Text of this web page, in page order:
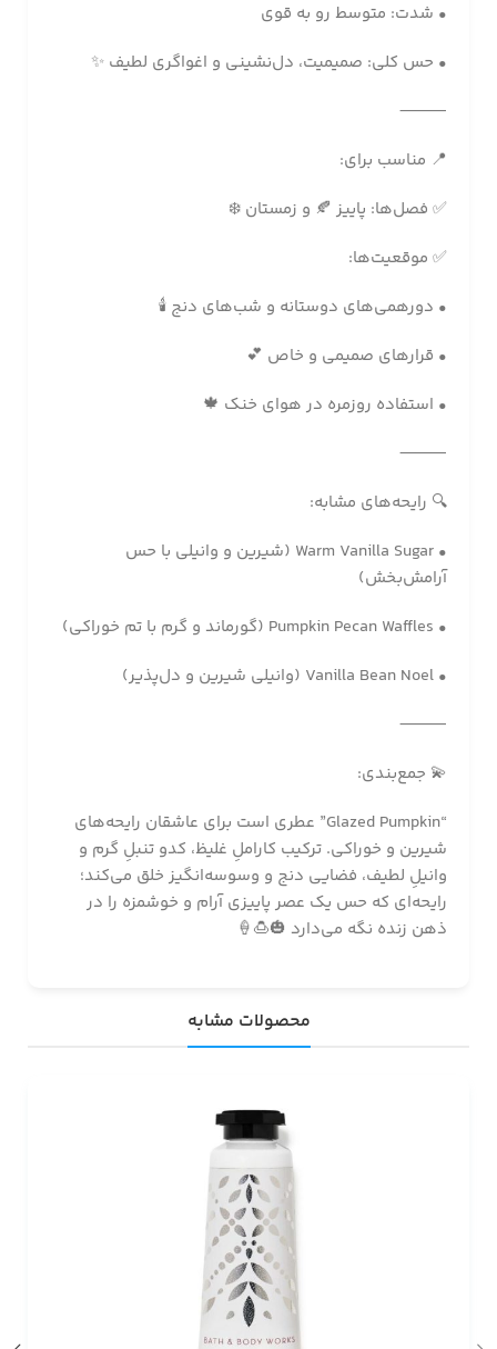
• شدت: متوسط رو به قوی
• حس کلی: صمیمیت، دل‌نشینی و اغواگری لطیف ✨
⸻
📍 مناسب برای:
✅ فصل‌ها: پاییز 🍂 و زمستان ❄️
✅ موقعیت‌ها:
• دورهمی‌های دوستانه و شب‌های دنج 🕯
• قرارهای صمیمی و خاص 💕
• استفاده روزمره در هوای خنک 🍁
⸻
🔍 رایحه‌های مشابه:
• Warm Vanilla Sugar (شیرین و وانیلی با حس
آرامش‌بخش)
• Pumpkin Pecan Waffles (گورماند و گرم با تم خوراکی)
• Vanilla Bean Noel (وانیلی شیرین و دل‌پذیر)
⸻
💫 جمع‌بندی:
“Glazed Pumpkin” عطری است برای عاشقان رایحه‌های
شیرین و خوراکی. ترکیب کاراملِ غلیظ، کدو تنبلِ گرم و
وانیلِ لطیف، فضایی دنج و وسوسه‌انگیز خلق می‌کند؛
رایحه‌ای که حس یک عصر پاییزی آرام و خوشمزه را در
ذهن زنده نگه می‌دارد 🎃🍮🍦
محصولات مشابه